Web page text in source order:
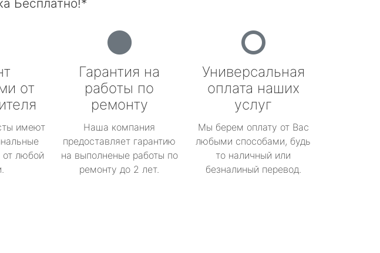
Бесплатно!*
от
имеют
любой
Гарантия на
работы по
ремонту
Наша компания
предоставляет гарантию
на выполненые работы по
ремонту до 2 лет.
Универсальная
оплата наших
услуг
Мы берем оплату от Вас
любыми способами, будь
то наличный или
безналиный перевод.